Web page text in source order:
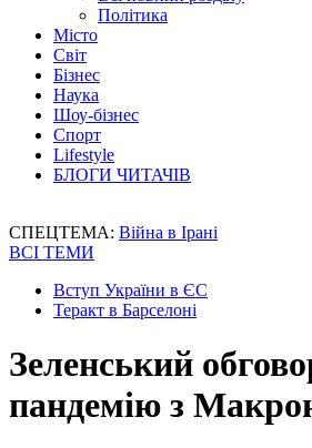
Політика
Місто
Світ
Бізнес
Наука
Шоу-бізнес
Спорт
Lifestyle
БЛОГИ ЧИТАЧІВ
СПЕЦТЕМА: Війна в Ірані
ВСІ ТЕМИ
Вступ України в ЄС
Теракт в Барселоні
Зеленський
пандемію з